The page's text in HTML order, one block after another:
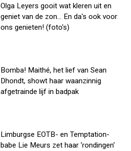
Olga Leyers gooit wat kleren uit en
geniet van de zon... En da's ook voor
ons genieten! (foto's)
Bomba! Maithé, het lief van Sean
Dhondt, showt haar waanzinnig
afgetrainde lijf in badpak
Limburgse EOTB- en Temptation-
babe Lie Meurs zet haar 'rondingen'